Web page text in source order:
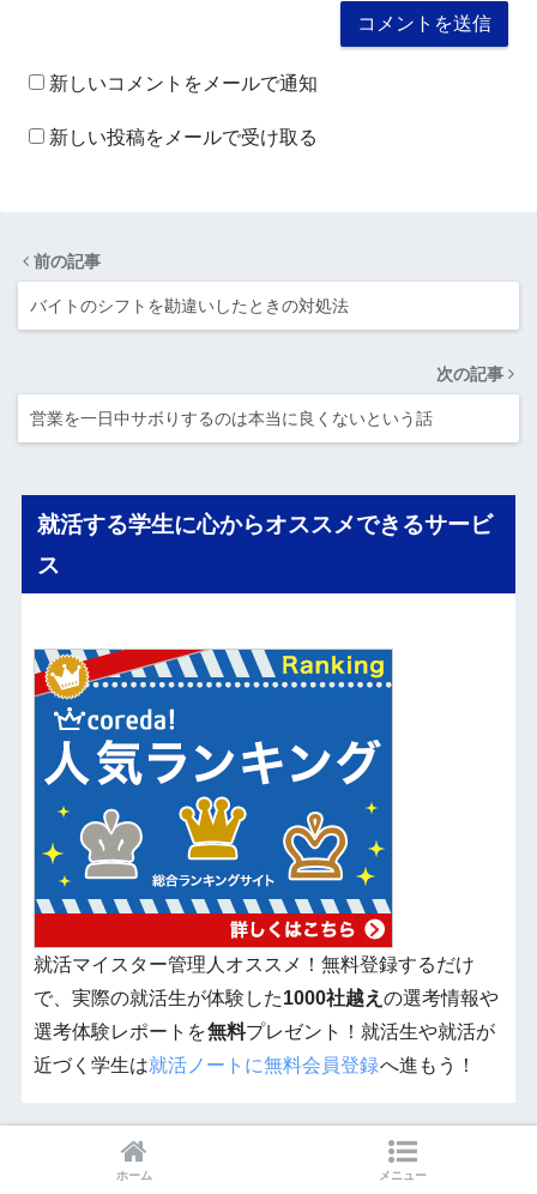
新しいコメントをメールで通知
新しい投稿をメールで受け取る
前の記事
バイトのシフトを勘違いしたときの対処法
次の記事
営業を一日中サボりするのは本当に良くないという話
就活する学生に心からオススメできるサービ
ス
就活マイスター管理人オススメ！無料登録するだけ
で、実際の就活生が体験した1000社越え の選考情報や
選考体験レポートを無料プレゼント！就活生や就活が
近づく学生は就活ノートに無料会員登録へ進もう！
経験豊富なアドバイザーと面接練習を何度も
ホーム メニュー